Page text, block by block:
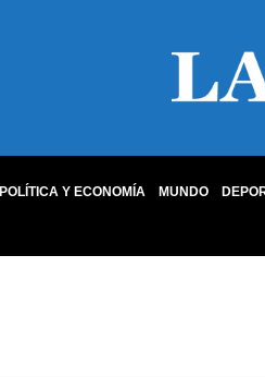
POLÍTICA Y ECONOMÍA MUNDO